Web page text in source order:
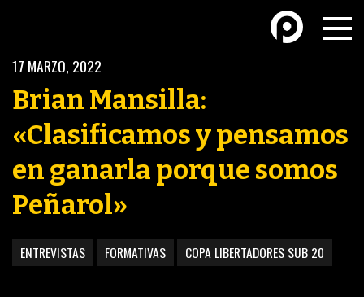
BASKETBALL FÚTBOL FEMENINO
17 MARZO, 2022
Brian Mansilla:
«Clasificamos y pensamos
en ganarla porque somos
Peñarol»
ENTREVISTAS FORMATIVAS COPA LIBERTADORES SUB 20